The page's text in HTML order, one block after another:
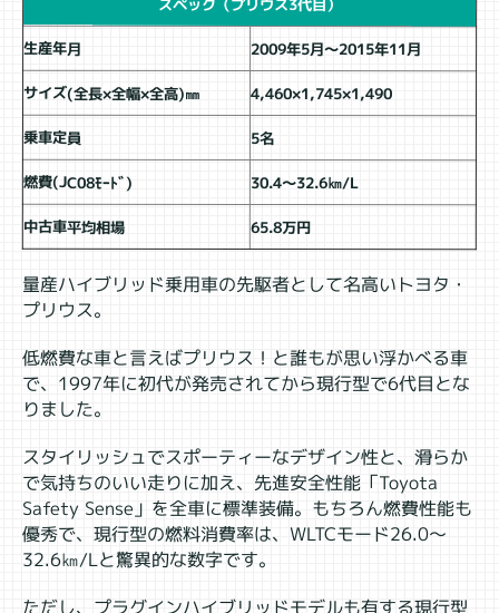
スペック（プリウス3代目）
生産年月 2009年5月～2015年11月
サイズ(全長×全幅×全高)㎜ 4,460×1,745×1,490
乗車定員 5名
燃費(JC08ﾓｰﾄﾞ) 30.4～32.6㎞/L
中古車平均相場 65.8万円
量産ハイブリッド乗用車の先駆者として名高いトヨタ・
プリウス。
低燃費な車と言えばプリウス！と誰もが思い浮かべる車
で、1997年に初代が発売されてから現行型で6代目とな
りました。
スタイリッシュでスポーティーなデザイン性と、滑らか
で気持ちのいい走りに加え、先進安全性能「Toyota
Safety Sense」を全車に標準装備。もちろん燃費性能も
優秀で、現行型の燃料消費率は、WLTCモード26.0～
32.6㎞/Lと驚異的な数字です。
ただし、プラグインハイブリッドモデルも有する現行型